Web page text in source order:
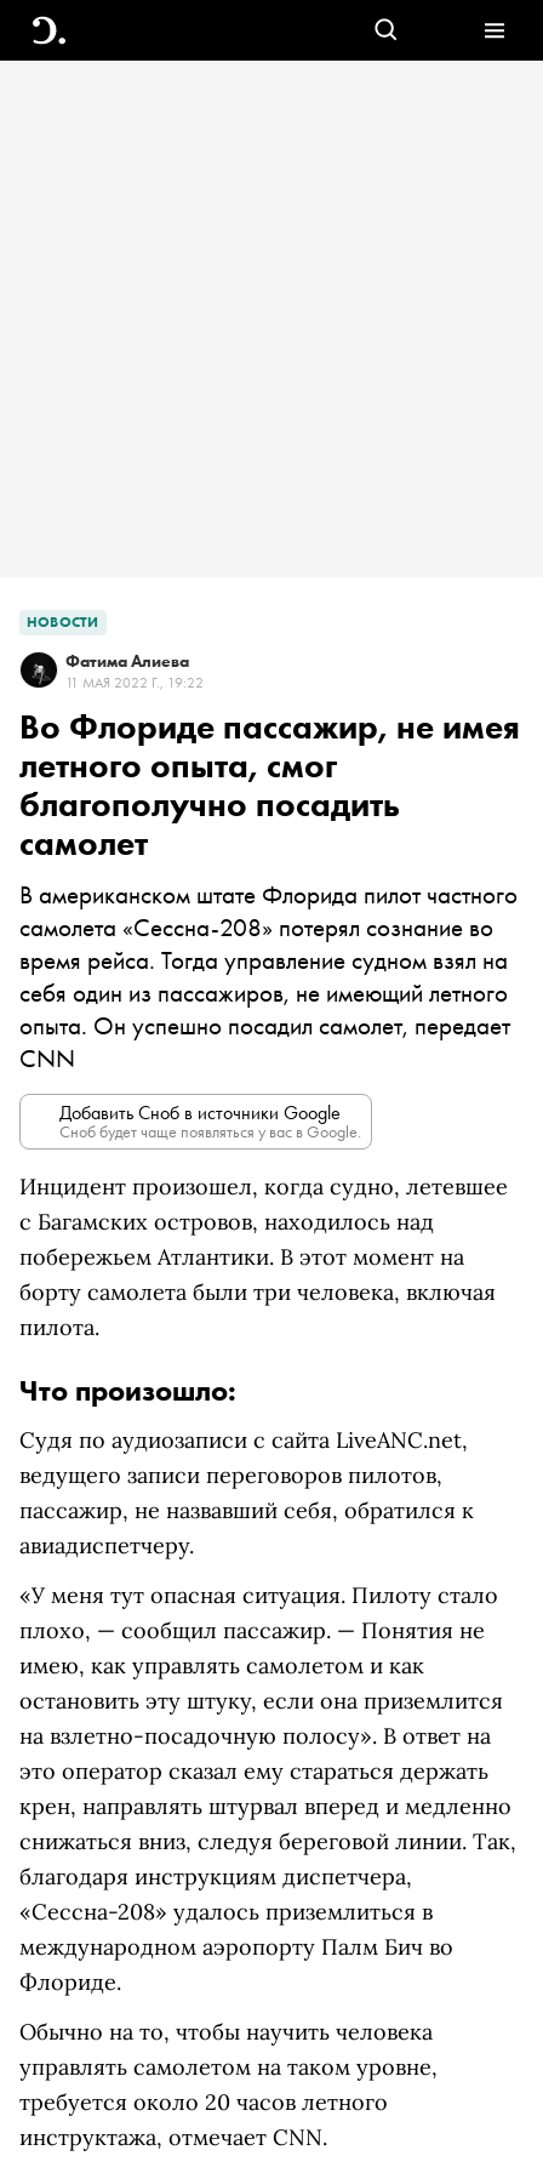
НОВОСТИ
Фатима Алиева
11 МАЯ 2022 Г., 19:22
Во Флориде пассажир, не имея
летного опыта, смог
благополучно посадить
самолет
В американском штате Флорида пилот частного
самолета «Сессна-208» потерял сознание во
время рейса. Тогда управление судном взял на
себя один из пассажиров, не имеющий летного
опыта. Он успешно посадил самолет, передает
CNN
Добавить Сноб в источники Google
Сноб будет чаще появляться у вас в Google.
Инцидент произошел, когда судно, летевшее
с Багамских островов, находилось над
побережьем Атлантики. В этот момент на
борту самолета были три человека, включая
пилота.
Что произошло:
Судя по аудиозаписи с сайта LiveANC.net,
ведущего записи переговоров пилотов,
пассажир, не назвавший себя, обратился к
авиадиспетчеру.
«У меня тут опасная ситуация. Пилоту стало
плохо, — сообщил пассажир. — Понятия не
имею, как управлять самолетом и как
остановить эту штуку, если она приземлится
на взлетно-посадочную полосу». В ответ на
это оператор сказал ему стараться держать
крен, направлять штурвал вперед и медленно
снижаться вниз, следуя береговой линии. Так,
благодаря инструкциям диспетчера,
«Сессна-208» удалось приземлиться в
международном аэропорту Палм Бич во
Флориде.
Обычно на то, чтобы научить человека
управлять самолетом на таком уровне,
требуется около 20 часов летного
инструктажа, отмечает CNN.